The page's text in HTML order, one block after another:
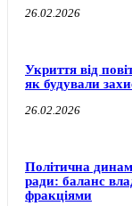
26.02.2026
Укриття від
як будували
26.02.2026
Політична
ради: баланс
фракціями